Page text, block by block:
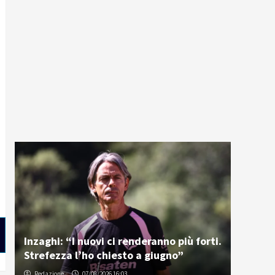
Inzaghi: “I nuovi ci renderanno più forti.
Strefezza l’ho chiesto a giugno”